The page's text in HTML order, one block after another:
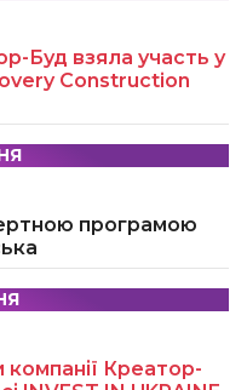
Буд взяла участь у
Construction
програмою
компанії Креатор-